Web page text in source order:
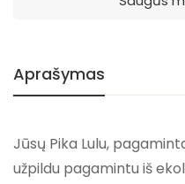
Aprašymas
Jūsų Pika Lulu,
užpildu pagamintu iš